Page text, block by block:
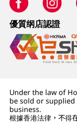
優質纲店認證
Under the law of
be sold or
business.
根據香港法律，不得